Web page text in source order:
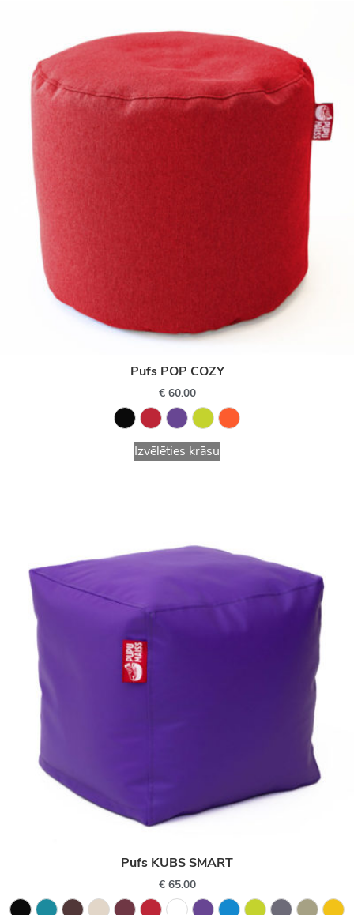
Pufs POP COZY
€60.00
Izvēlēties krāsu
Pufs KUBS SMART
€65.00